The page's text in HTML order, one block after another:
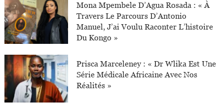
Mona Mpembele D’Agua Rosada : « À
Travers Le Parcours D’Antonio
Manuel, J’ai Voulu Raconter L’histoire
Du Kongo »
Prisca Marceleney : « Dr Wlika Est Une
Série Médicale Africaine Avec Nos
Réalités »